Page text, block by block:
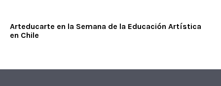
Arteducarte en la Semana de la Educación Artística
en Chile